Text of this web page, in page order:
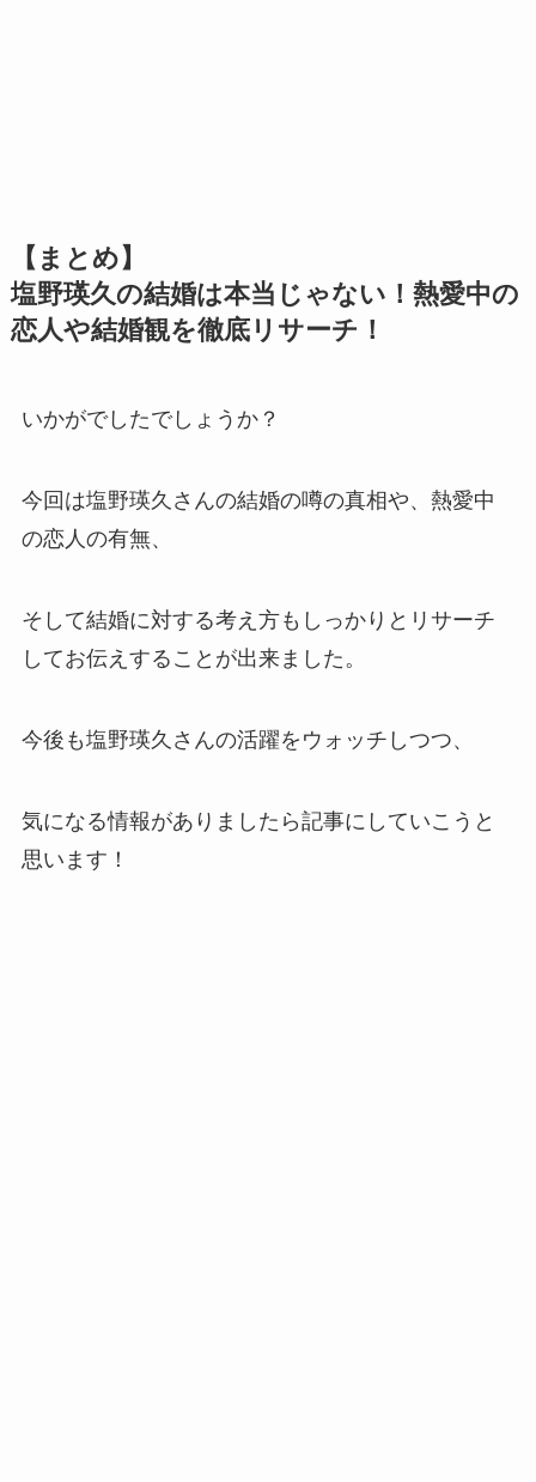
【まとめ】
塩野瑛久の結婚は本当じゃない！熱愛中の
恋人や結婚観を徹底リサーチ！
いかがでしたでしょうか？
今回は塩野瑛久さんの結婚の噂の真相や、熱愛中
の恋人の有無、
そして結婚に対する考え方もしっかりとリサーチ
してお伝えすることが出来ました。
今後も塩野瑛久さんの活躍をウォッチしつつ、
気になる情報がありましたら記事にしていこうと
思います！